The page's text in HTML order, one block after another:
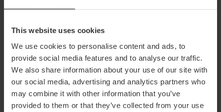
This website uses cookies
We use cookies to personalise content and ads, to
provide social media features and to analyse our traffic.
We also share information about your use of our site with
our social media, advertising and analytics partners who
may combine it with other information that you’ve
provided to them or that they’ve collected from your use